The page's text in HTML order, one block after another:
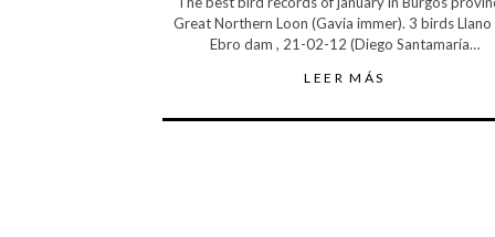
Great Northern Loon (Gavia immer). 3 birds Llano
Ebro dam , 21-02-12 (Diego Santamaría…
LEER MÁS